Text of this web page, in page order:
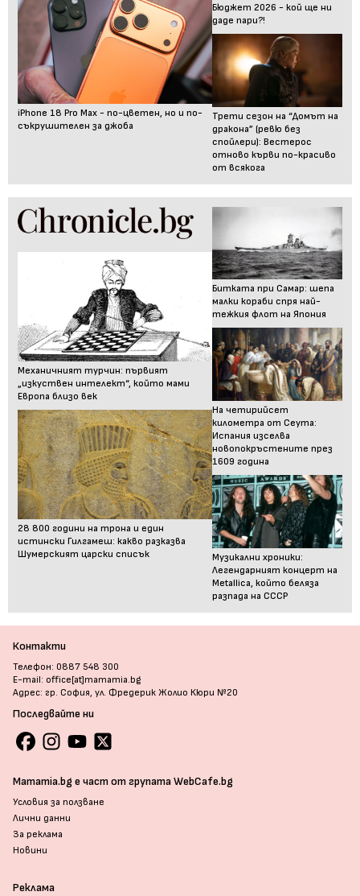
iPhone 18 Pro Max - по-цветен, но и по-
съкрушителен за джоба
Бюджет 2026 - кой ще ни
даде пари?!
Трети сезон на “Домът на
дракона” (ревю без
спойлери): Вестерос
отново кърви по-красиво
от всякога
Механичният турчин: първият
„изкуствен интелект“, който мами
Европа близо век
28 800 години на трона и един
истински Гилгамеш: какво разказва
Шумерският царски списък
Битката при Самар: шепа
малки кораби спря най-
тежкия флот на Япония
На четирийсет
километра от Сеута:
Испания изселва
новопокръстените през
1609 година
Музикални хроники:
Легендарният концерт на
Metallica, който беляза
разпада на СССР
Контакти
Телефон: 0887 548 300
E-mail: office[at]mamamia.bg
Адрес: гр. София, ул. Фредерик Жолио Кюри №20
Последвайте ни
Mamamia.bg е част от групата WebCafe.bg
Условия за ползване
Лични данни
За реклама
Новини
Реклама